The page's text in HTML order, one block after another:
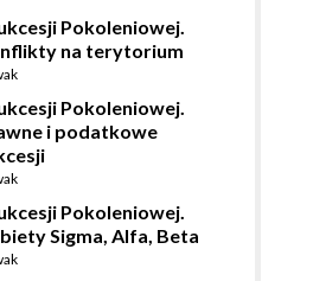
Pokoleniowej.
na terytorium
Pokoleniowej.
i podatkowe
Pokoleniowej.
Sigma, Alfa, Beta